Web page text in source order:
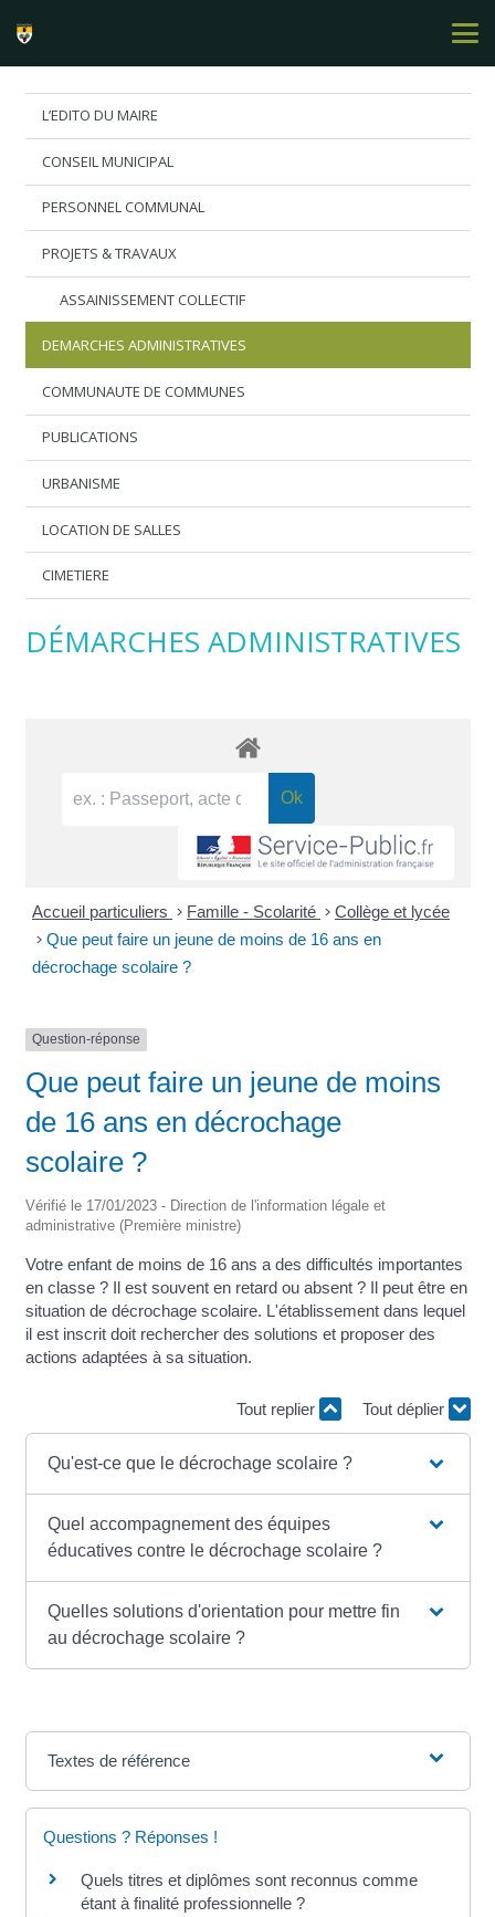
L’EDITO DU MAIRE
CONSEIL MUNICIPAL
PERSONNEL COMMUNAL
PROJETS & TRAVAUX
ASSAINISSEMENT COLLECTIF
DEMARCHES ADMINISTRATIVES
COMMUNAUTE DE COMMUNES
PUBLICATIONS
URBANISME
LOCATION DE SALLES
CIMETIERE
DÉMARCHES ADMINISTRATIVES
Accueil particuliers > Famille - Scolarité > Collège et lycée
> Que peut faire un jeune de moins de 16 ans en
décrochage scolaire ?
Question-réponse
Que peut faire un jeune de moins
de 16 ans en décrochage
scolaire ?
Vérifié le 17/01/2023 - Direction de l'information légale et
administrative (Première ministre)
Votre enfant de moins de 16 ans a des difficultés importantes
en classe ? Il est souvent en retard ou absent ? Il peut être en
situation de décrochage scolaire. L'établissement dans lequel
il est inscrit doit rechercher des solutions et proposer des
actions adaptées à sa situation.
Tout replier Tout déplier
Qu'est-ce que le décrochage scolaire ?
Quel accompagnement des équipes
éducatives contre le décrochage scolaire ?
Quelles solutions d'orientation pour mettre fin
au décrochage scolaire ?
Textes de référence
Questions ? Réponses !
Quels titres et diplômes sont reconnus comme
étant à finalité professionnelle ?